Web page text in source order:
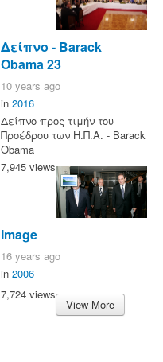
Δείπνο - Barack
Obama 23
10 years ago
in 2016
Δείπνο προς τιμήν του
Προέδρου των Η.Π.Α. - Barack
Obama
7,945 views
Image
16 years ago
in 2006
7,724 views
View More